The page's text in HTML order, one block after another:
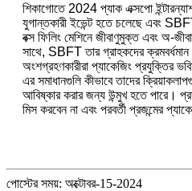
শিকাগোতে 2024 প্যাক এক্সপো
যুগান্তকারী ইভেন্ট হতে চলেছে এবং
বক্স ফিলিং মেশিনে জীবাণুমুক্ত এবং অ-
সাথে, SBFT তার গ্রাহকদের ক্রমবর্ধমান
অংশগ্রহণকারীরা প্যাকেজিং প্রযুক্তির
এর সমাধানগুলি কীভাবে তাদের
আবিষ্কার করার জন্য উন্মুখ হতে পারে।
মিস করবেন না এবং পরবর্তী প্রজন্মের
পোস্টের সময়: অক্টোবর-15-2024